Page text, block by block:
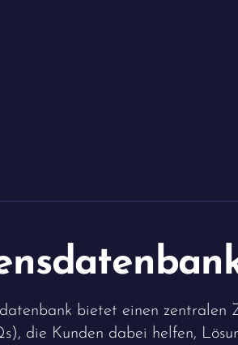
bietet einen
die Kunden dabei helfen,